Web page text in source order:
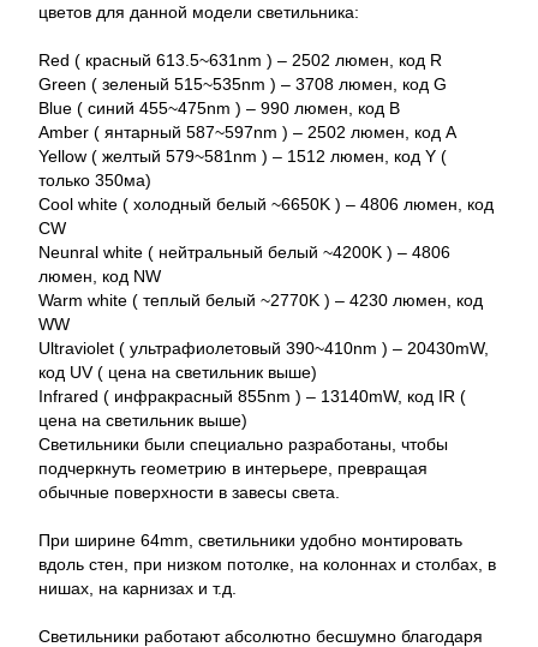
цветов для данной модели светильника:
Red ( красный 613.5~631nm ) – 2502 люмен, код R
Green ( зеленый 515~535nm ) – 3708 люмен, код G
Blue ( синий 455~475nm ) – 990 люмен, код B
Amber ( янтарный 587~597nm ) – 2502 люмен, код A
Yellow ( желтый 579~581nm ) – 1512 люмен, код Y (
только 350ма)
Cool white ( холодный белый ~6650K ) – 4806 люмен, код
CW
Neunral white ( нейтральный белый ~4200K ) – 4806
люмен, код NW
Warm white ( теплый белый ~2770K ) – 4230 люмен, код
WW
Ultraviolet ( ультрафиолетовый 390~410nm ) – 20430mW,
код UV ( цена на светильник выше)
Infrared ( инфракрасный 855nm ) – 13140mW, код IR (
цена на светильник выше)
Светильники были специально разработаны, чтобы
подчеркнуть геометрию в интерьере, превращая
обычные поверхности в завесы света.
При ширине 64mm, светильники удобно монтировать
вдоль стен, при низком потолке, на колоннах и столбах, в
нишах, на карнизах и т.д.
Светильники работают абсолютно бесшумно благодаря